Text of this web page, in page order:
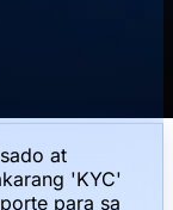
at
'KYC'
para sa